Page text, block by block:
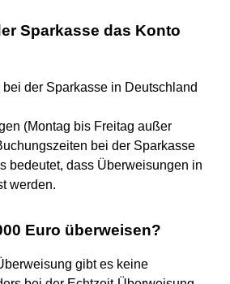
Sparkasse das Konto
der Sparkasse in Deutschland
(Montag bis Freitag außer
bei der Sparkasse
bedeutet, dass Überweisungen in
werden.
Euro überweisen?
gibt es keine